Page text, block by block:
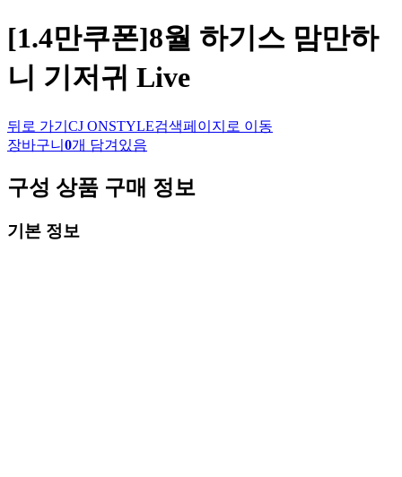
[1.4만쿠폰]8월 하기스 맘만하
니 기저귀 Live
뒤로 가기 CJ ONSTYLE검색페이지로 이동
장바구니 0개 담겨있음
구성 상품 구매 정보
기본 정보